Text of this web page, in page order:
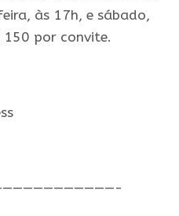
às 17h, e sábado,
150 por convite.